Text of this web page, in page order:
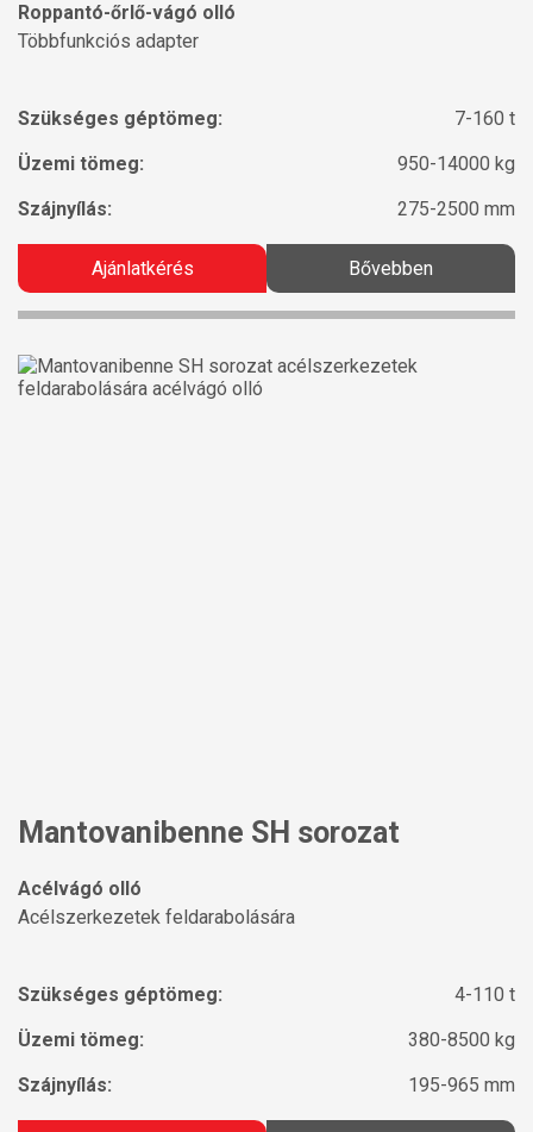
Roppantó-őrlő-vágó olló
Többfunkciós adapter
Szükséges géptömeg:
7-160 t
Üzemi tömeg:
950-14000 kg
Szájnyílás:
275-2500 mm
Ajánlatkérés Bővebben
Mantovanibenne SH sorozat
Acélvágó olló
Acélszerkezetek feldarabolására
Szükséges géptömeg:
4-110 t
Üzemi tömeg:
380-8500 kg
Szájnyílás:
195-965 mm